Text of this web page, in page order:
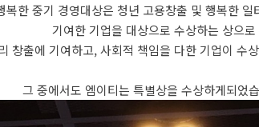
복한 중기 경영대상은 청년 고용창출 및 행복한 일
기여한 기업을 대상으로 수상하는 상으로
창출에 기여하고, 사회적 책임을 다한 기업이 수
그 중에서도 엠이티는 특별상을 수상하게되었